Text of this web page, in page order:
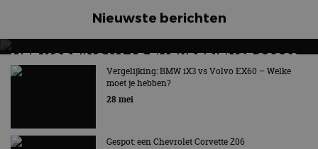
Nieuwste berichten
MET KORTING NAAR EV EXPERIENCE 2026?
AUTORAI REGELT HET!
EV Experience 2026 van 24 tot 26 september
Vergelijking: BMW iX3 vs Volvo EX60 – Welke
moet je hebben?
28 mei
Gespot: een Chevrolet Corvette Z06